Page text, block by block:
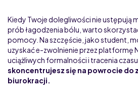
Kiedy Twoje dolegliwości nie ustępują
prób łagodzenia bólu, warto
pomocy. Na szczęście, jako student,
uzyskać e-zwolnienie przez platformę
uciążliwych formalności i tracenia czasu.
skoncentrujesz się na powrocie do
biurokracji.